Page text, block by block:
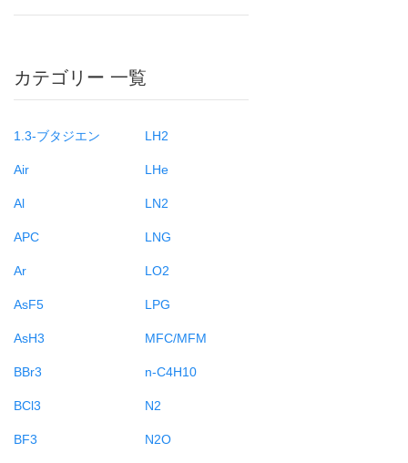
カテゴリー 一覧
1.3-ブタジエン
Air
Al
APC
Ar
AsF5
AsH3
BBr3
BCl3
BF3
LH2
LHe
LN2
LNG
LO2
LPG
MFC/MFM
n-C4H10
N2
N2O